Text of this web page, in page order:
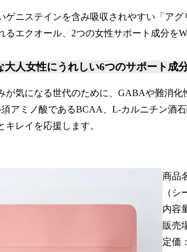
ゲニステインを含み吸収されやすい「ア
るエクオール、2つの女性サポート成分を
人女性にうれしい6つのサポート成
が気になる世代のために、GABAや難消化
アミノ酸であるBCAA、L-カルニチン酒
キレイを応援します。
商品
（シ
内容
販売
定価